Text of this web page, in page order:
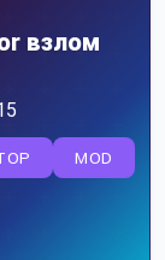
взлом
MOD